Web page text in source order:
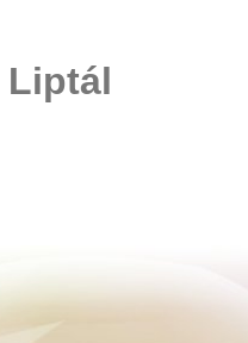
Liptál